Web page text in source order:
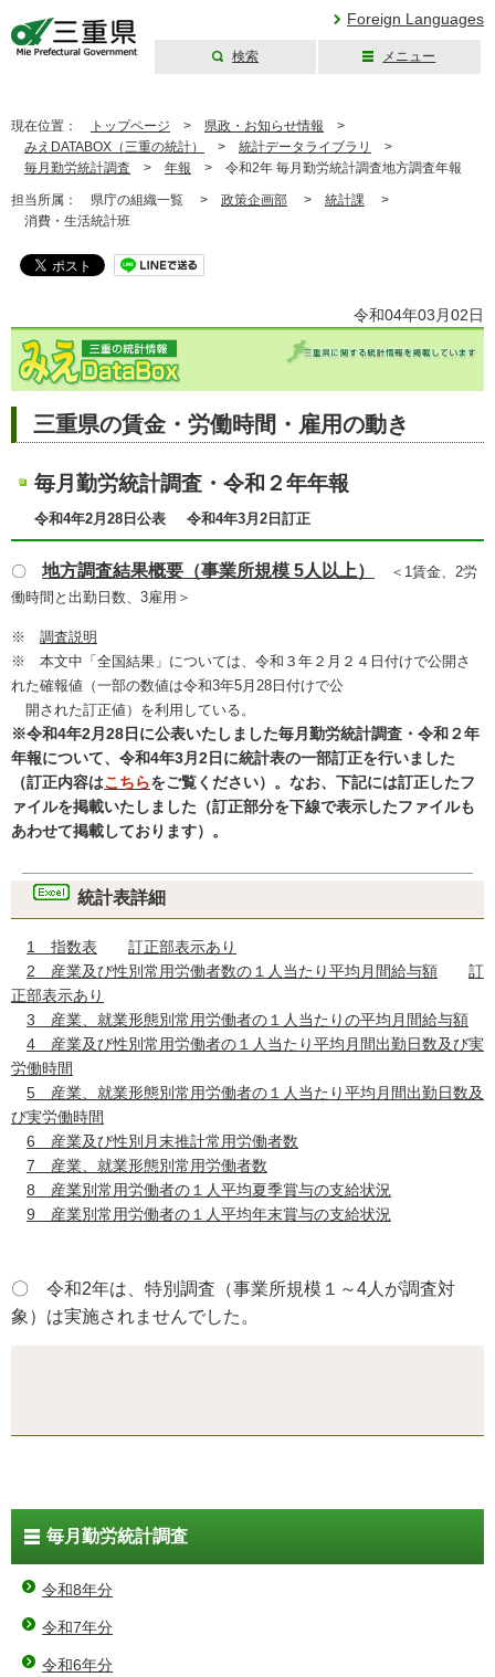
Foreign Languages
検索 メニュー
現在位置： トップページ > 県政・お知らせ情報 >
みえDATABOX（三重の統計）
> 統計データライブラリ
>
毎月勤労統計調査 > 年報 > 令和2年 毎月勤労統計調査地方調査年報
担当所属： 県庁の組織一覧 > 政策企画部 > 統計課 >
消費・生活統計班
令和04年03月02日
三重県の賃金・労働時間・雇用の動き
毎月勤労統計調査・令和２年年報
令和4年2月28日公表 令和4年3月2日訂正
〇 地方調査結果概要（事業所規模 5人以上）
＜1賃金、2労
働時間と出勤日数、3雇用＞
※ 調査説明
※ 本文中「全国結果」については、令和３年２月２４日付けで公開さ
れた確報値（一部の数値は令和3年5月28日付けで公
開された訂正値）を利用している。
※令和4年2月28日に公表いたしました毎月勤労統計調査・令和２年
年報について、令和4年3月2日に統計表の一部訂正を行いました
（訂正内容はこちらをご覧ください）。なお、下記には訂正したフ
ァイルを掲載いたしました（訂正部分を下線で表示したファイルも
あわせて掲載しております）。
統計表詳細
1 指数表
訂正部表示あり
2 産業及び性別常用労働者数の１人当たり平均月間給与額
訂
正部表示あり
3 産業、就業形態別常用労働者の１人当たりの平均月間給与額
4 産業及び性別常用労働者の１人当たり平均月間出勤日数及び実
労働時間
5 産業、就業形態別常用労働者の１人当たり平均月間出勤日数及
び実労働時間
6 産業及び性別月末推計常用労働者数
7 産業、就業形態別常用労働者数
8 産業別常用労働者の１人平均夏季賞与の支給状況
9 産業別常用労働者の１人平均年末賞与の支給状況
〇 令和2年は、特別調査（事業所規模１～4人が調査対
象）は実施されませんでした。
毎月勤労統計調査
令和8年分
令和7年分
令和6年分